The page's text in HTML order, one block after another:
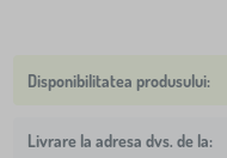
Livrare la adresa dvs. de la: